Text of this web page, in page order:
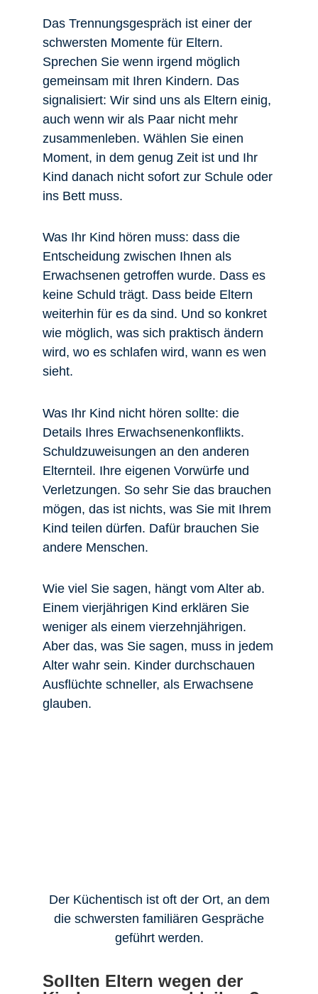
Das Trennungsgespräch ist einer der
schwersten Momente für Eltern.
Sprechen Sie wenn irgend möglich
gemeinsam mit Ihren Kindern. Das
signalisiert: Wir sind uns als Eltern einig,
auch wenn wir als Paar nicht mehr
zusammenleben. Wählen Sie einen
Moment, in dem genug Zeit ist und Ihr
Kind danach nicht sofort zur Schule oder
ins Bett muss.
Was Ihr Kind hören muss: dass die
Entscheidung zwischen Ihnen als
Erwachsenen getroffen wurde. Dass es
keine Schuld trägt. Dass beide Eltern
weiterhin für es da sind. Und so konkret
wie möglich, was sich praktisch ändern
wird, wo es schlafen wird, wann es wen
sieht.
Was Ihr Kind nicht hören sollte: die
Details Ihres Erwachsenenkonflikts.
Schuldzuweisungen an den anderen
Elternteil. Ihre eigenen Vorwürfe und
Verletzungen. So sehr Sie das brauchen
mögen, das ist nichts, was Sie mit Ihrem
Kind teilen dürfen. Dafür brauchen Sie
andere Menschen.
Wie viel Sie sagen, hängt vom Alter ab.
Einem vierjährigen Kind erklären Sie
weniger als einem vierzehnjährigen.
Aber das, was Sie sagen, muss in jedem
Alter wahr sein. Kinder durchschauen
Ausflüchte schneller, als Erwachsene
glauben.
Der Küchentisch ist oft der Ort, an dem
die schwersten familiären Gespräche
geführt werden.
Sollten Eltern wegen der